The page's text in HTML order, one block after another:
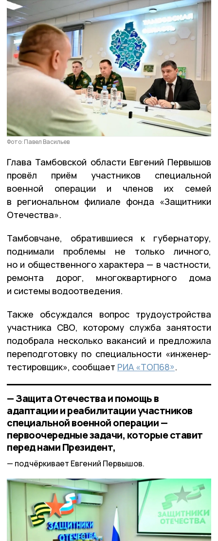
Фото: Павел Васильев
Глава Тамбовской области Евгений Первышов
провёл приём участников специальной
военной операции и членов их семей
в региональном филиале фонда «Защитники
Отечества».
Тамбовчане, обратившиеся к губернатору,
поднимали проблемы не только личного,
но и общественного характера — в частности,
ремонта дорог, многоквартирного дома
и системы водоотведения.
Также обсуждался вопрос трудоустройства
участника СВО, которому служба занятости
подобрала несколько вакансий и предложила
переподготовку по специальности «инженер-
тестировщик», сообщает РИА «ТОП68».
— Защита Отечества и помощь в
адаптации и реабилитации участников
специальной военной операции —
первоочередные задачи, которые ставит
перед нами Президент,
подчёркивает Евгений Первышов.